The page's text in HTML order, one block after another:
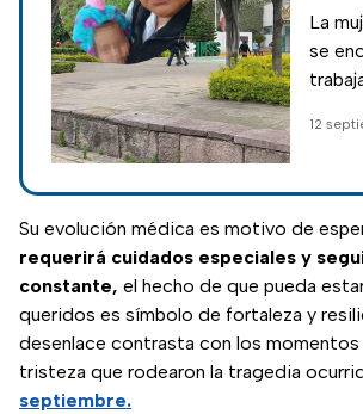
en
La
se
la
pipa.
12
Su evolución médica es motivo de
requerirá cuidados especiales y
constante, el hecho de que pueda
queridos es símbolo de fortaleza y
desenlace contrasta con los
tristeza que rodearon la tragedia
septiembre.